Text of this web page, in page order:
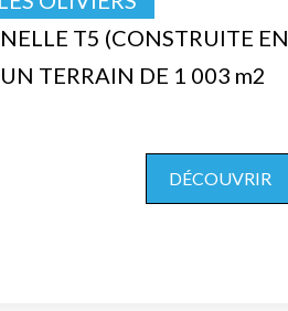
T5 (CONSTRUITE EN
TERRAIN DE 1 003 m2
DÉCOUVRIR